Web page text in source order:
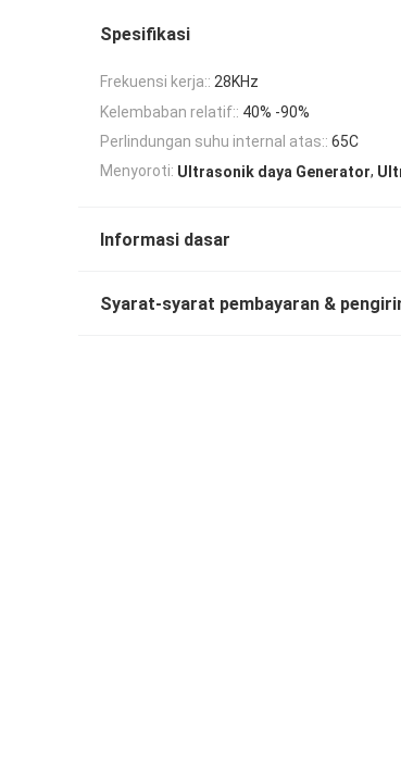
Spesifikasi
Frekuensi kerja:: 28KHz
Kelembaban relatif:: 40% -90%
Perlindungan suhu internal atas:: 65C
Menyoroti: Ultrasonik daya Generator,
Informasi dasar
Syarat-syarat pembayaran &